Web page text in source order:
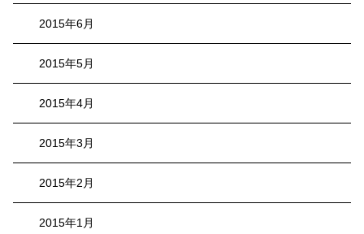
2015年6月
2015年5月
2015年4月
2015年3月
2015年2月
2015年1月